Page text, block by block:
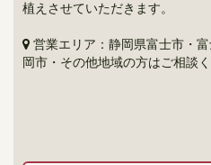
植えさせていただきます。
営業エリア：静岡県富士市・
岡市・その他地域の方はご相談く